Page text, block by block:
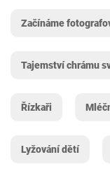
Začínáme
Tajemství chrámu
Řízkaři
Lyžování dětí